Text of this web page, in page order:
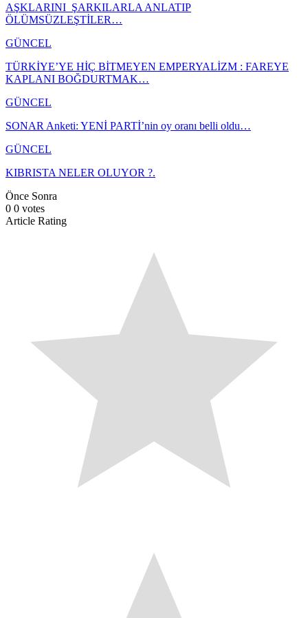
AŞKLARINI ŞARKILARLA ANLATIP
ÖLÜMSÜZLEŞTİLER…
GÜNCEL
TÜRKİYE’YE HİÇ BİTMEYEN EMPERYALİZM : FAREYE
KAPLANI BOĞDURTMAK…
GÜNCEL
SONAR Anketi: YENİ PARTİ’nin oy oranı belli oldu…
GÜNCEL
KIBRISTA NELER OLUYOR ?.
Önce Sonra
0 0 votes
Article Rating